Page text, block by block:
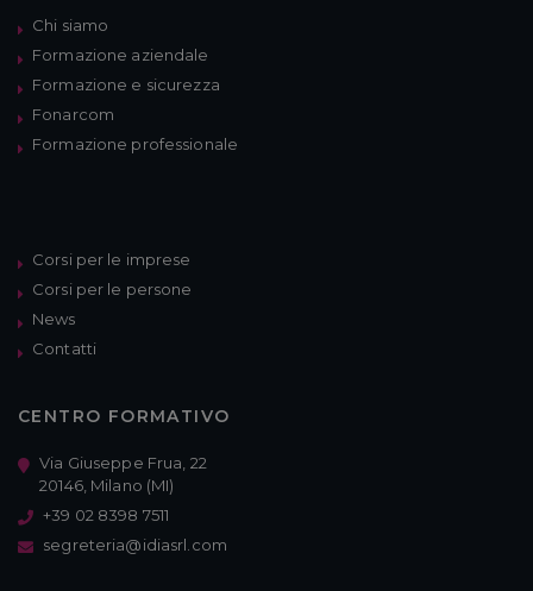
Chi siamo
Formazione aziendale
Formazione e sicurezza
Fonarcom
Formazione professionale
Corsi per le imprese
Corsi per le persone
News
Contatti
CENTRO FORMATIVO
Via Giuseppe Frua, 22
20146, Milano (MI)
+39 02 8398 7511
segreteria@idiasrl.com